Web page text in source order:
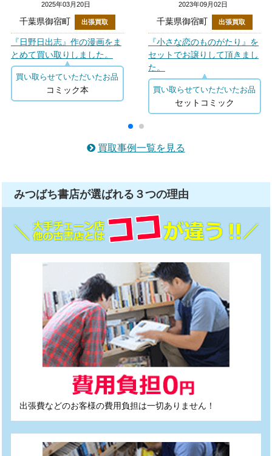
2025年03月20日
千葉県御宿町 出張買取
『日野日出志』作の漫画をま
とめて買い取りしました。
買い取らせていただいたお品
コミック本
2023年09月02日
千葉県御宿町 出張買取
『小さな恋のものがたり』を
セットでお譲りして頂きまし
た。
買い取らせていただいたお品
セットコミック
買取事例一覧を見る
みつばち書店が選ばれる ３つの理由
出張費などのお客様の費用負担は一切ありません！